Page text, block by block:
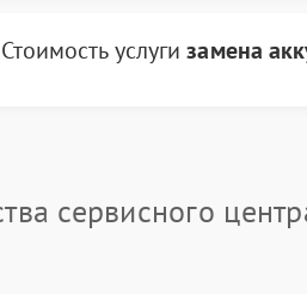
Стоимость услугизамена
сервисного